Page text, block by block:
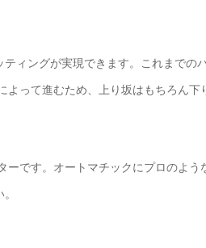
ィングが実現できます。これまでの
よって進むため、上り坂はもちろん下
ーです。オートマチックにプロのよう